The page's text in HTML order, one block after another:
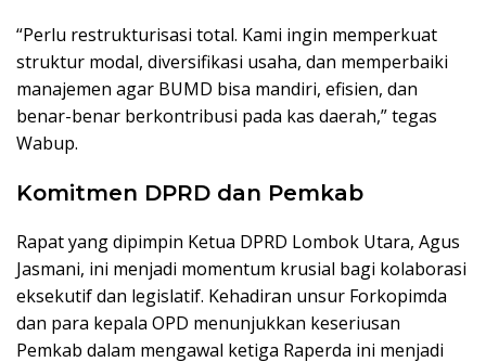
“Perlu restrukturisasi total. Kami ingin memperkuat
struktur modal, diversifikasi usaha, dan memperbaiki
manajemen agar BUMD bisa mandiri, efisien, dan
benar-benar berkontribusi pada kas daerah,” tegas
Wabup.
Komitmen DPRD dan Pemkab
Rapat yang dipimpin Ketua DPRD Lombok Utara, Agus
Jasmani, ini menjadi momentum krusial bagi kolaborasi
eksekutif dan legislatif. Kehadiran unsur Forkopimda
dan para kepala OPD menunjukkan keseriusan
Pemkab dalam mengawal ketiga Raperda ini menjadi